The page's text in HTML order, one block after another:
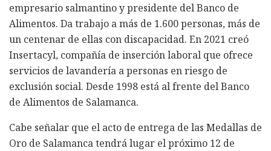
empresario salmantino y presidente del Banco de
Alimentos. Da trabajo a más de 1.600 personas, más de
un centenar de ellas con discapacidad. En 2021 creó
Insertacyl, compañía de inserción laboral que ofrece
servicios de lavandería a personas en riesgo de
exclusión social. Desde 1998 está al frente del Banco
de Alimentos de Salamanca.
Cabe señalar que el acto de entrega de las Medallas de
Oro de Salamanca tendrá lugar el próximo 12 de